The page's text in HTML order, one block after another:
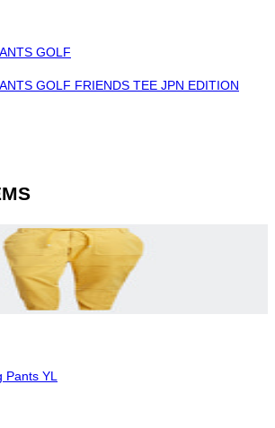
GOLF
GOLF FRIENDS TEE JPN EDITION
YL